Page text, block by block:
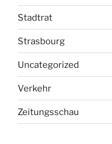
Stadtrat
Strasbourg
Uncategorized
Verkehr
Zeitungsschau